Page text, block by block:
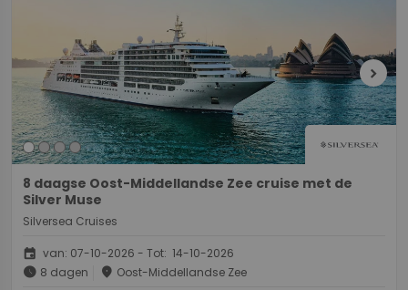
chevron_right
8 daagse Oost-Middellandse Zee cruise met de
Silver Muse
Silversea Cruises
event van: 07-10-2026 - Tot: 14-10-2026
schedule 8 dagen place Oost-Middellandse Zee